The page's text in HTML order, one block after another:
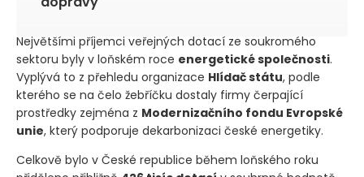
Nejvíce peněz směřovalo do školství a
Největšími příjemci veřejných dotací ze soukromého
sektoru byly v loňském roceenergetické společnosti
Vyplývá to z přehledu organizaceHlídač státu, podle
kterého se na čelo žebříčku dostaly firmy čerpající
prostředky zejména z Modernizačního fondu Evropské
unie, který podporuje dekarbonizaci české energetiky.